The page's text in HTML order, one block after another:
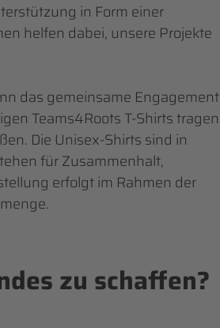
in Form einer
helfen dabei, unsere Projekte
das gemeinsame Engagement
Teams4Roots T-Shirts tragen
Die Unisex-Shirts sind in
für Zusammenhalt,
erfolgt im Rahmen der
zu schaffen?